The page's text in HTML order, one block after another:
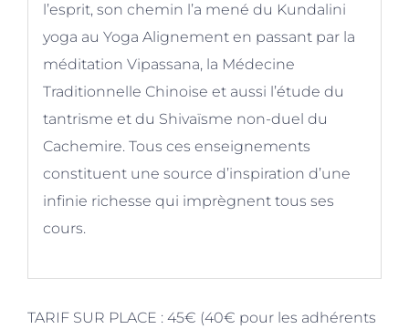
l’esprit, son chemin l’a mené du Kundalini
yoga au Yoga Alignement en passant par la
méditation Vipassana, la Médecine
Traditionnelle Chinoise et aussi l’étude du
tantrisme et du Shivaïsme non-duel du
Cachemire. Tous ces enseignements
constituent une source d’inspiration d’une
infinie richesse qui imprègnent tous ses
cours.
TARIF SUR PLACE : 45€ (40€ pour les adhérents